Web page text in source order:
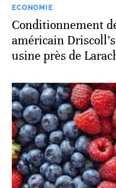
ECONOMIE
Conditionnement
américain
usine près de